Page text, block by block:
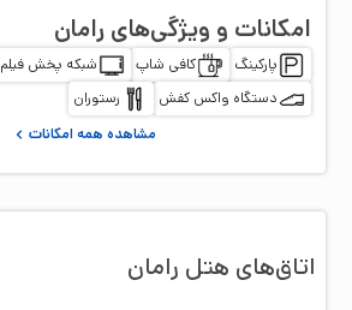
امکانات و ویژگی‌هایرامان
پارکینگ کافی شاپ
شبکه پخش فیلم
دستگاه واکس کفش
رستوران
مشاهده همه امکانات
اتاق‌‌های هتل رامان